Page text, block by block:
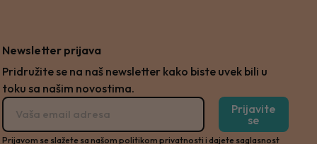
Newsletter prijava
Pridružite se na naš newsletter kako biste uvek bili u
toku sa našim novostima.
Prijavite
se
Prijavom se slažete sa našom politikom privatnosti i dajete saglasnost